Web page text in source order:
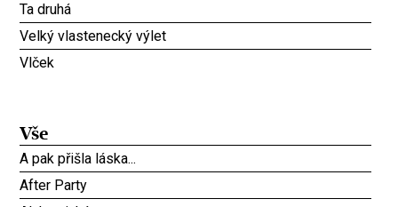
Ta druhá
Velký vlastenecký výlet
Vlček
Vše
A pak přišla láska...
After Party